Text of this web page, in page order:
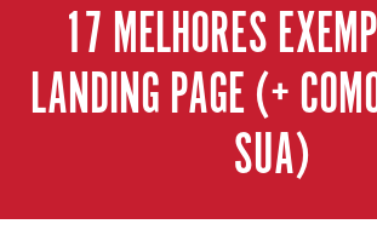
17 MELHORES
LANDING PAGE (+
SUA)